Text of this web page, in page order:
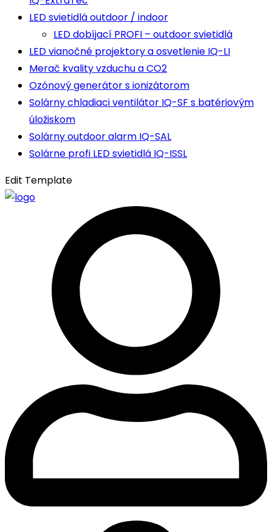
LED svietidlá outdoor / indoor
LED dobíjací PROFI – outdoor svietidlá
LED vianočné projektory a osvetlenie IQ-LI
Merač kvality vzduchu a CO2
Ozónový generátor s ionizátorom
Solárny chladiaci ventilátor IQ-SF s batériovým
úložiskom
Solárny outdoor alarm IQ-SAL
Solárne profi LED svietidlá IQ-ISSL
Edit Template